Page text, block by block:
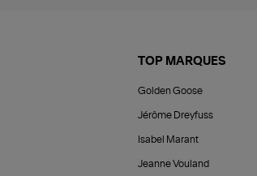
TOP MARQUES
Golden Goose
Jérôme Dreyfuss
Isabel Marant
Jeanne Vouland